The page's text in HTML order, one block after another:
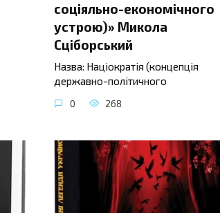
соціяльно-економічного
устрою)» Микола
Сціборський
Назва: Націократія (концепція
державно-політичного
0 268